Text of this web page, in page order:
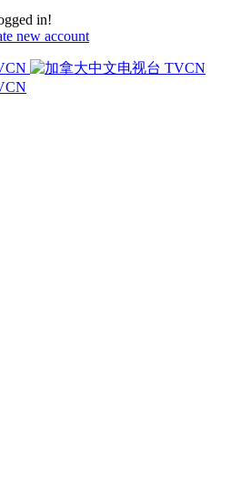
in!
new account